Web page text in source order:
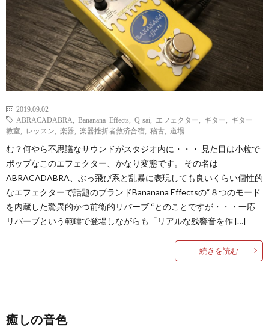
2019.09.02
ABRACADABRA
Bananana Effects Q-sai エフェクター ギター
ギター
教室
レッスン 楽器 楽器挫折者救済合宿 稽古 道場
む？何やら不思議なサウンドがスタジオ内に・・・ 見た目は小粒で
ポップなこのエフェクター、かなり変態です。 その名は
ABRACADABRA、ぶっ飛び系と乱暴に表現しても良いくらい個性的
なエフェクターで話題のブランドBananana Effectsの“８つのモード
を内蔵した驚異的かつ前衛的リバーブ “とのことですが・・・一応
リバーブという範疇で登場しながらも「リアルな残響音を作 […]
続きを読む
癒しの音色